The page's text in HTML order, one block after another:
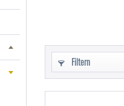
Filtern